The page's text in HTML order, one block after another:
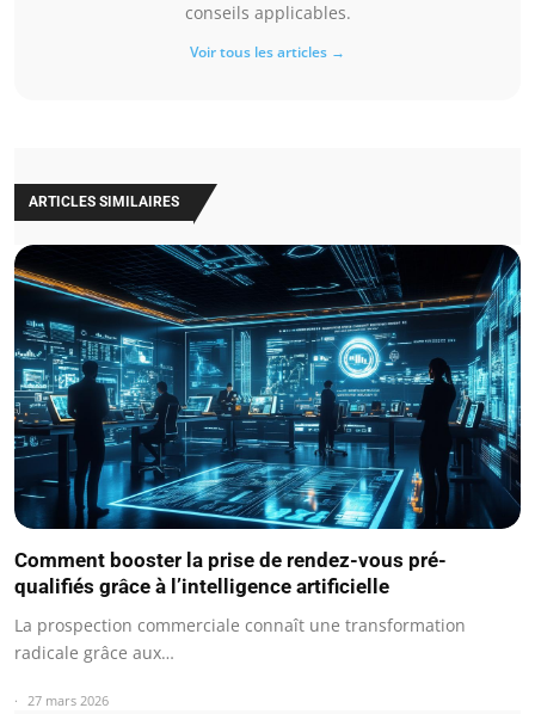
conseils applicables.
Voir tous les articles →
ARTICLES SIMILAIRES
Comment booster la prise de rendez-vous pré-
qualifiés grâce à l’intelligence artificielle
La prospection commerciale connaît une transformation
radicale grâce aux…
27 mars 2026